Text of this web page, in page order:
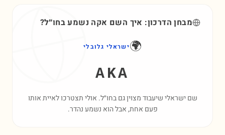
מבחן הדרכון: איך השם אקה נשמע בחו״ל?
🌍ישראלי גלובלי
AKA
שם ישראלי שיעבוד מצוין גם בחו״ל. אולי תצטרכו לאיית אותו
פעם אחת, אבל הוא נשמע נהדר.